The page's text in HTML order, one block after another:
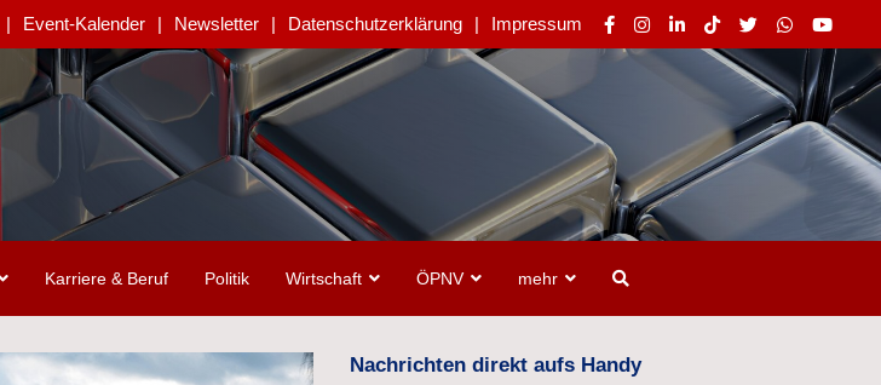
Event-Kalender Newsletter Datenschutzerklärung Impressum
Karriere & Beruf Politik Wirtschaft ÖPNV mehr
Nachrichten direkt aufs Handy